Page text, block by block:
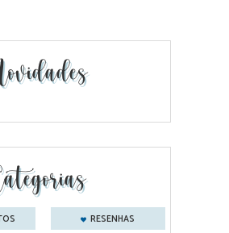
RESENHAS